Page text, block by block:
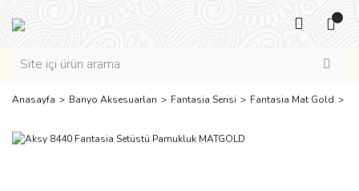
Anasayfa Banyo Aksesuarları Fantasia Serisi Fantasia Mat Gold